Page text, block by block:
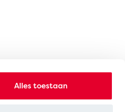
Alles toestaan